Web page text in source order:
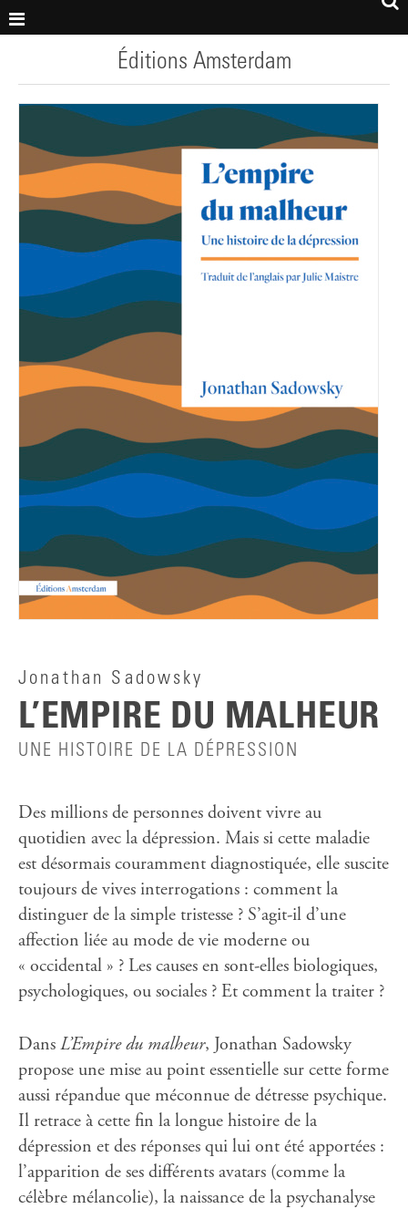
Éditions Amsterdam
Jonathan Sadowsky
L’EMPIRE DU MALHEUR
UNE HISTOIRE DE LA DÉPRESSION
Des millions de personnes doivent vivre au
quotidien avec la dépression. Mais si cette maladie
est désormais couramment diagnostiquée, elle suscite
toujours de vives interrogations : comment la
distinguer de la simple tristesse ? S’agit-il d’une
affection liée au mode de vie moderne ou
« occidental » ? Les causes en sont-elles biologiques,
psychologiques, ou sociales ? Et comment la traiter ?
Dans L’Empire du malheur, Jonathan Sadowsky
propose une mise au point essentielle sur cette forme
aussi répandue que méconnue de détresse psychique.
Il retrace à cette fin la longue histoire de la
dépression et des réponses qui lui ont été apportées :
l’apparition de ses différents avatars (comme la
célèbre mélancolie), la naissance de la psychanalyse